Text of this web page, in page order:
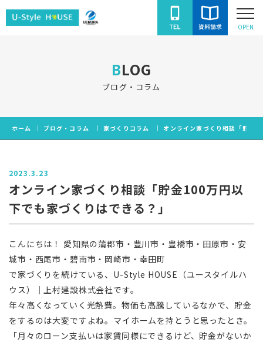
ユ
ハ
ウ
OPEN
BLOG
ブログ・コラム
ホーム ブログ・コラム 家づくりコラム オンライン家づくり相談「貯金
2023.3.23
オンライン家づくり相談「貯金100万円以
下でも家づくりはできる？」
こんにちは！ 愛知県の蒲郡市・豊川市・豊橋市・田原市・安
城市・西尾市・碧南市・岡崎市・幸田町
で家づくりを続けている、U-Style HOUSE（ユースタイルハ
ウス）｜上村建設株式会社です。
年々高くなっていく光熱費。物価も高騰しているなかで、貯金
をするのは大変ですよね。マイホームを持とうと思ったとき。
「月々のローン支払いは家賃同様にできるけど、貯金がないか